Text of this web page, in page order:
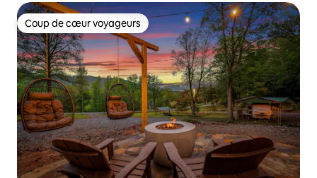
Coup de cœur voyageurs
Coup de cœur voyageurs